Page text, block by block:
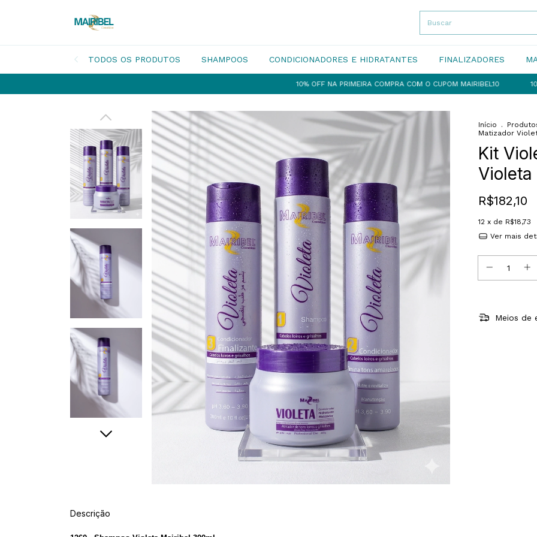
TODOS OS PRODUTOS SHAMPOOS CONDICIONADORES E HIDRATANTES FINALIZADORES
10% OFF NA PRIMEIRA COMPRA COM O CUPOM MAIRIBEL10 10% OFF NA
Início .
Matizador
Kit
Violeta
R$182,10
12 x de R$18,73
Ver mais
Meios de
Descrição